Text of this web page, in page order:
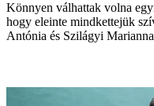
Könnyen válhattak volna
hogy eleinte mindkettejük
Antónia és Szilágyi